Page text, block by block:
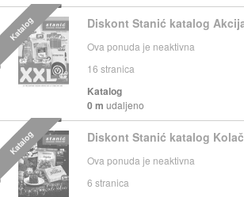
Diskont Stanić katalog
Ova ponuda je neaktivna
16 stranica
Katalog
0 m udaljeno
Katalog
Diskont Stanić katalog
Ova ponuda je neaktivna
6 stranica
Katalog